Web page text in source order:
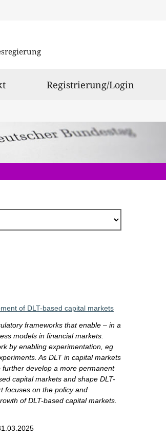
Registrierung/Login
of DLT-based capital markets
frameworks that enable – in a
models in financial markets.
by enabling experimentation, eg
As DLT in capital markets
develop a more permanent
capital markets and shape DLT-
focuses on the policy and
of DLT-based capital markets.